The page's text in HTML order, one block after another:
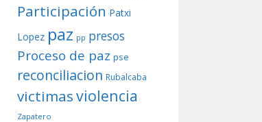
Participación Patxi
Lopez paz pp presos
Proceso de paz pse
reconciliacion Rubalcaba
victimasviolencia
Zapatero